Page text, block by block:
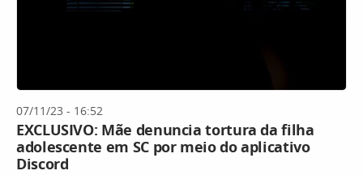
07/11/23 - 16:52
EXCLUSIVO: Mãe denuncia tortura da filha
adolescente em SC por meio do aplicativo
Discord